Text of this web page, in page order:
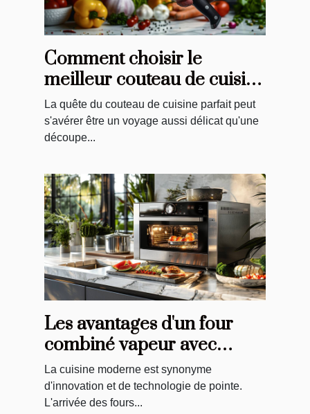
Comment choisir le
meilleur couteau de cuisine
pour vos besoins
La quête du couteau de cuisine parfait peut
s'avérer être un voyage aussi délicat qu'une
découpe...
Les avantages d'un four
combiné vapeur avec
sonde et caméra intégrée
La cuisine moderne est synonyme
d'innovation et de technologie de pointe.
L'arrivée des fours...